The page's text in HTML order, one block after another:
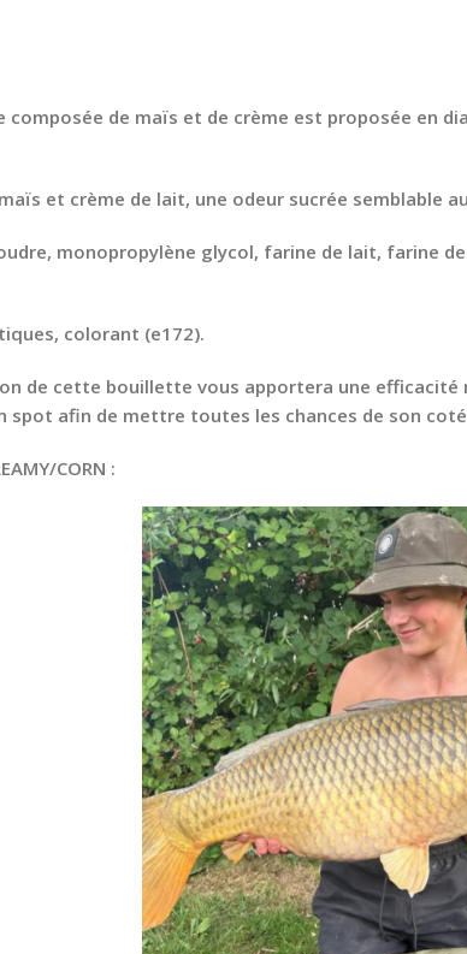
de maïs et de crème est proposée en
et crème de lait, une odeur sucrée semblable
monopropylène glycol, farine de lait, farine
colorant (e172).
de cette bouillette vous apportera une
spot afin de mettre toutes les chances de son
CORN :